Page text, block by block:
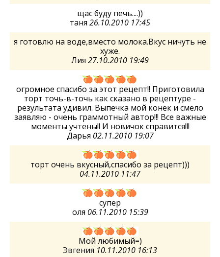
щас буду печь....))
таня 26.10.2010 17:45
я готовлю на воде,вместо молока.Вкус ничуть не
хуже.
Лия 27.10.2010 19:49
огромное спасибо за этот рецепт!! Приготовила
торт точь-в-точь как сказано в рецептуре -
результата удивил. Выпечка мой конек и смело
заявляю - очень граммотный автор!!! Все важные
моменты учтены!! И новичок справится!!!
Дарья 02.11.2010 19:07
торт очень вкусный,спасибо за рецепт)))
04.11.2010 11:47
супер
оля 06.11.2010 15:39
Мой любимый=)
Эвгения 10.11.2010 16:13